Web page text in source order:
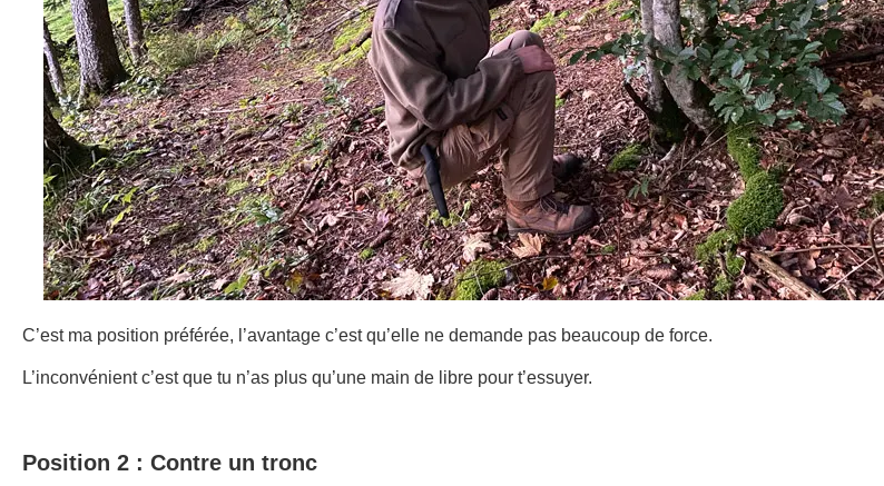
C’est ma position préférée, l’avantage c’est qu’elle ne demande pas beaucoup de force.
L’inconvénient c’est que tu n’as plus qu’une main de libre pour t’essuyer.
Position 2 : Contre un tronc